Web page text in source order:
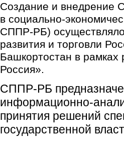
Создание и внедрение
в социально-
СППР-РБ)
развития и торговли
Башкортостан в
Россия».
СППР-РБ
информационно-
принятия решений
государственной